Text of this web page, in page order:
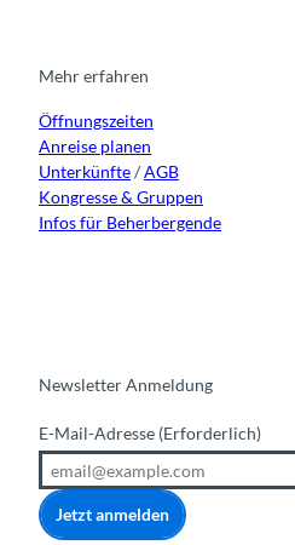
r
m
o
e
Mehr erfahren
Öffnungszeiten
Anreise planen
Unterkünfte/AGB
Kongresse & Gruppen
Infos für Beherbergende
Newsletter Anmeldung
E-Mail-Adresse (Erforderlich)
Jetzt anmelden